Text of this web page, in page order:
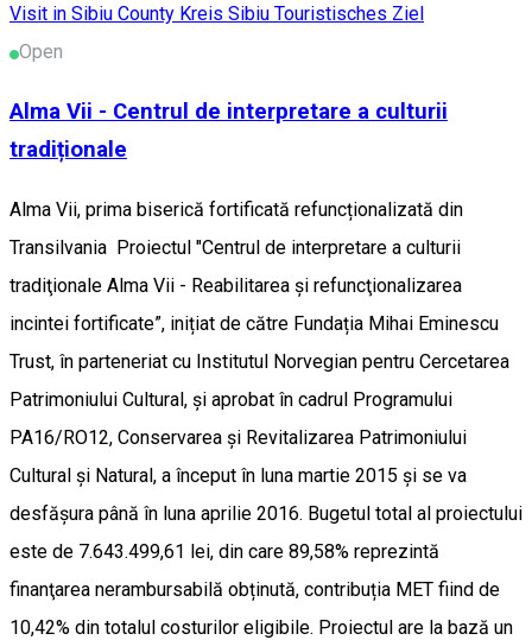
Visit in Sibiu County Kreis Sibiu Touristisches Ziel
Open
Alma Vii - Centrul de interpretare a culturii
tradiționale
Alma Vii, prima biserică fortificată refuncționalizată din
Transilvania Proiectul "Centrul de interpretare a culturii
tradiţionale Alma Vii - Reabilitarea și refuncţionalizarea
incintei fortificate”, inițiat de către Fundația Mihai Eminescu
Trust, în parteneriat cu Institutul Norvegian pentru Cercetarea
Patrimoniului Cultural, și aprobat în cadrul Programului
PA16/RO12, Conservarea și Revitalizarea Patrimoniului
Cultural și Natural, a început în luna martie 2015 și se va
desfășura până în luna aprilie 2016. Bugetul total al proiectului
este de 7.643.499,61 lei, din care 89,58% reprezintă
finanţarea nerambursabilă obținută, contribuția MET fiind de
10,42% din totalul costurilor eligibile. Proiectul are la bază un